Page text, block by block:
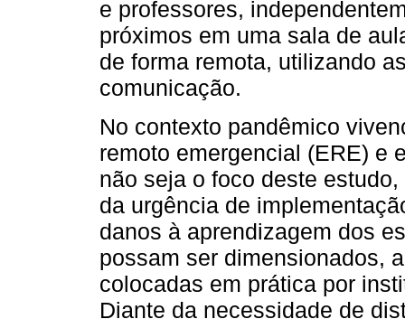
e professores,
próximos em uma sala de
de forma remota, utilizando
comunicação.
No contexto pandêmico
remoto emergencial (ERE) e
não seja o foco deste
da urgência de
danos à aprendizagem dos
possam ser dimensionados,
colocadas em prática por
Diante da necessidade de